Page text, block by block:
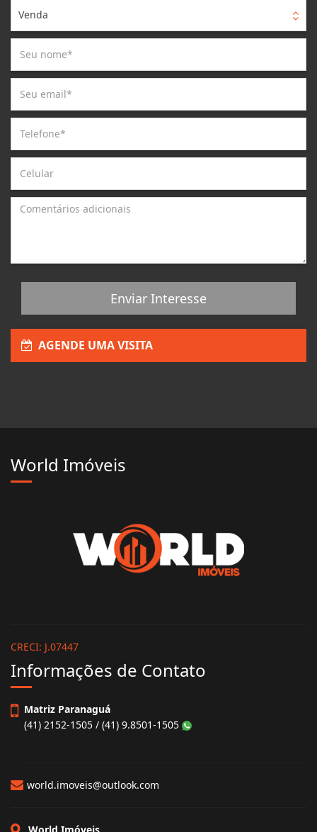
Venda
Enviar Interesse
AGENDE UMA VISITA
World Imóveis
CRECI: J.07447
Informações de Contato
Matriz Paranaguá
(41) 2152-1505 / (41) 9.8501-1505
world.imoveis@outlook.com